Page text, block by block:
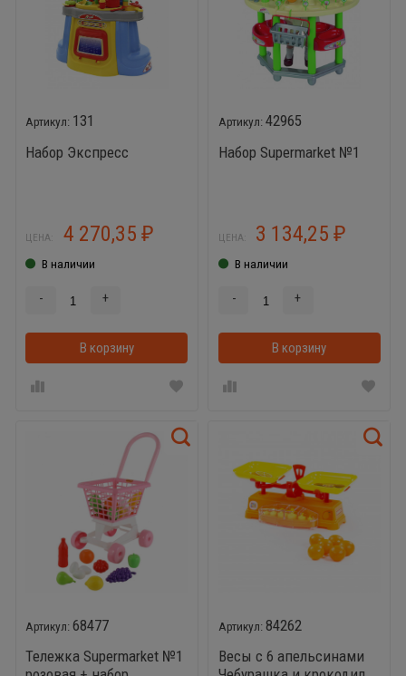
131
Набор Экспресс
ЦЕНА: 4 270,35 ₽
В наличии
- +
В корзину В корзинке
42965
Набор Supermarket №1
ЦЕНА: 3 134,25₽
В наличии
- +
В корзину
68477
Тележка Supermarket №1
84262
Весы с 6 апельсинами